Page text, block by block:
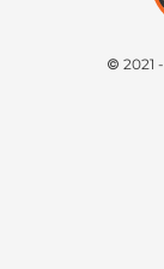
© 2021